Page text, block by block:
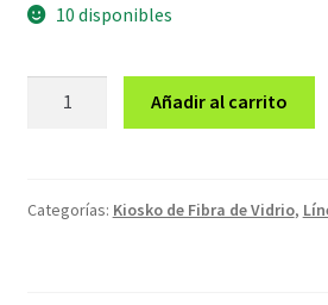
10 disponibles
Vidrio
Añadir al carrito
Categorías: Kiosko de Fibra de Vidrio,